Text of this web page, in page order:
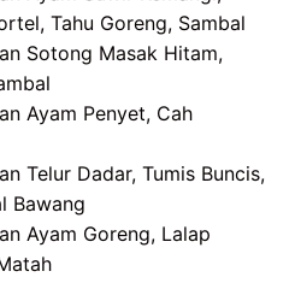
Tahu Goreng, Sambal
Sotong Masak Hitam,
Ayam Penyet, Cah
Telur Dadar, Tumis Buncis,
Bawang
Ayam Goreng, Lalap